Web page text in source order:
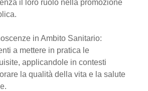
il loro ruolo nella promozione
in Ambito Sanitario:
a mettere in pratica le
applicandole in contesti
la qualità della vita e la salute